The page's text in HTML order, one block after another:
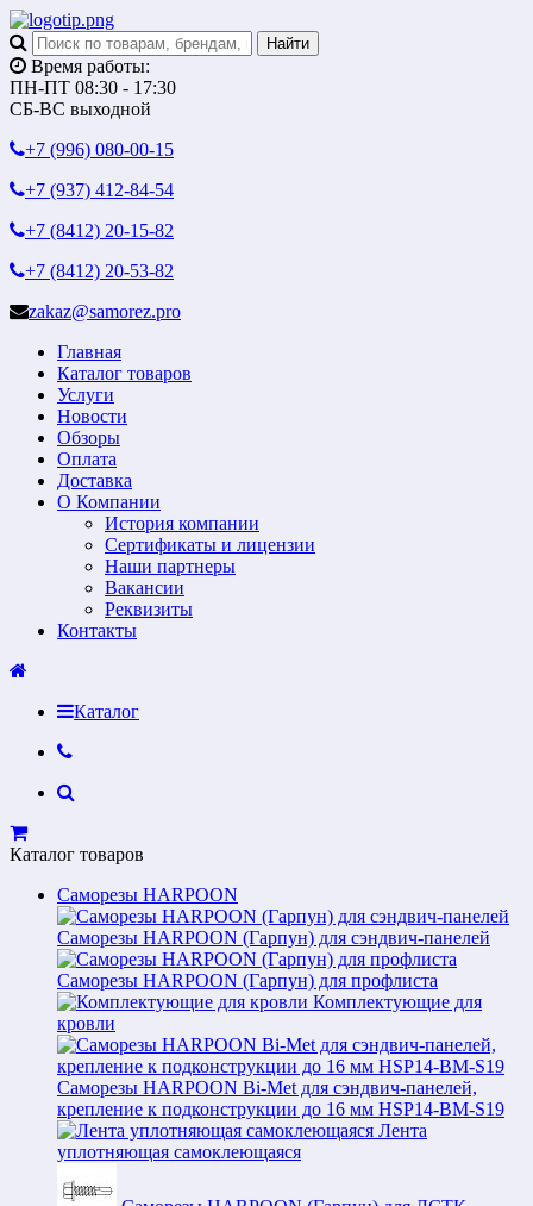
Время работы:
ПН-ПТ 08:30 - 17:30
СБ-ВС выходной
+7 (996) 080-00-15
+7 (937) 412-84-54
+7 (8412) 20-15-82
+7 (8412) 20-53-82
zakaz@samorez.pro
Главная
Каталог товаров
Услуги
Новости
Обзоры
Оплата
Доставка
О Компании
История компании
Сертификаты и лицензии
Наши партнеры
Вакансии
Реквизиты
Контакты
Каталог
Каталог товаров
Саморезы HARPOON
Саморезы HARPOON (Гарпун) для сэндвич-панелей
Саморезы HARPOON (Гарпун) для профлиста
Комплектующие для
кровли
Саморезы HARPOON Bi-Met для сэндвич-панелей,
крепление к подконструкции до 16 мм HSP14-BM-S19
Лента
уплотняющая самоклеющаяся